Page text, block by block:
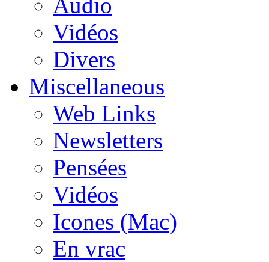
Vidéos
Divers
Miscellaneous
Web Links
Newsletters
Pensées
Vidéos
Icones (Mac)
En vrac